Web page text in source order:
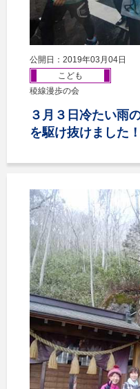
公開日：2019年03月04日
こども
稜線漫歩の会
３月３日冷たい雨
を駆け抜けました！